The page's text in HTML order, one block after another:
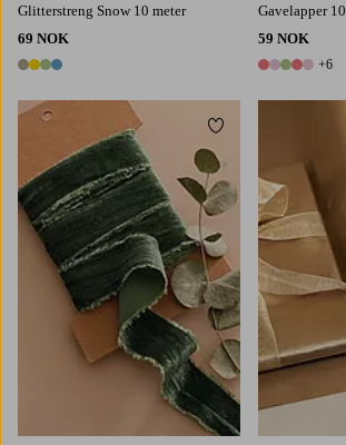
Glitterstreng Snow 10 meter
69 NOK
4 farger
Gavelapper
59 NOK
11 farger
+6
Legg til favoritter